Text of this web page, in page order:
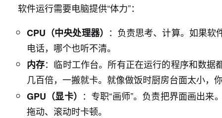
软件运行需要电脑提供“体力”：
CPU（中央处理器） ：负责思考、计算。如果
电话，哪个也听不清。
内存：临时工作台。所有正在运行的程序和数
几百倍，一搬就卡。就像做饭时厨房台面太小，
GPU（显卡） ：专职“画师”。负责把界面画出
拖动、滚动时卡顿。